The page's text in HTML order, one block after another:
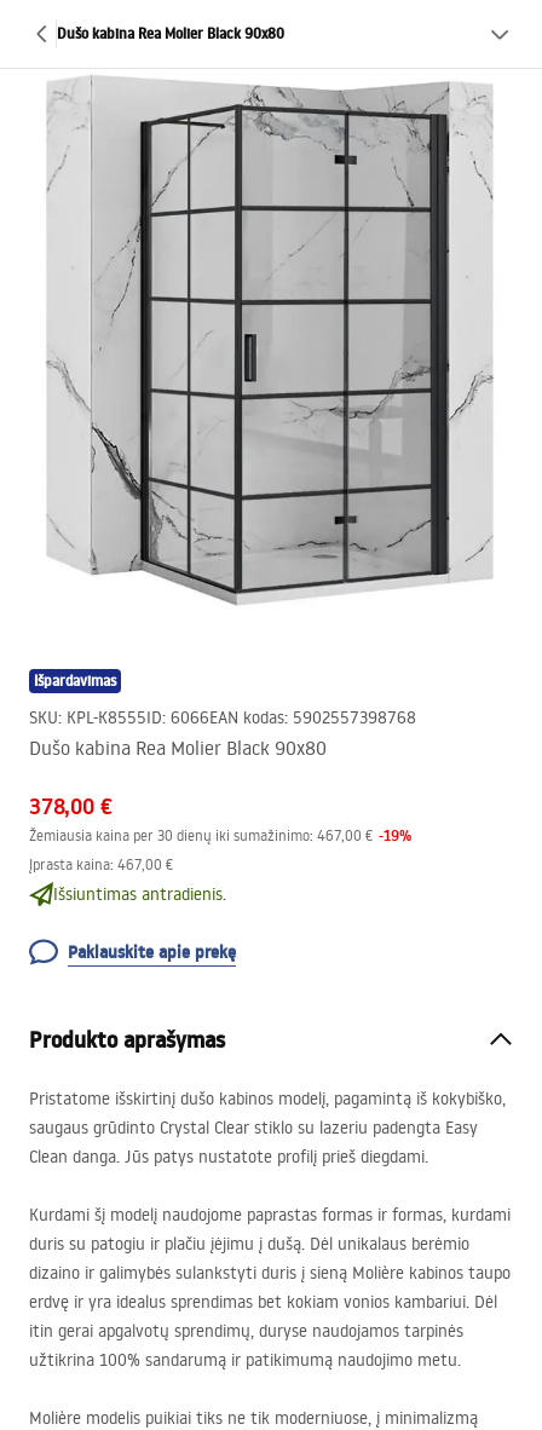
Dušo kabina Rea Molier Black 90x80
Išpardavimas
SKU: KPL-K8555ID: 6066EAN kodas: 5902557398768
Dušo kabina Rea Molier Black 90x80
378,00 €
Žemiausia kaina per 30 dienų iki sumažinimo: 467,00 € -19%
Įprasta kaina: 467,00 €
Išsiuntimas antradienis.
Paklauskite apie prekę
Produkto aprašymas
Pristatome išskirtinį dušo kabinos modelį, pagamintą iš kokybiško,
saugaus grūdinto Crystal Clear stiklo su lazeriu padengta Easy
Clean danga. Jūs patys nustatote profilį prieš diegdami.
Kurdami šį modelį naudojome paprastas formas ir formas, kurdami
duris su patogiu ir plačiu įėjimu į dušą. Dėl unikalaus berėmio
dizaino ir galimybės sulankstyti duris į sieną Molière kabinos taupo
erdvę ir yra idealus sprendimas bet kokiam vonios kambariui. Dėl
itin gerai apgalvotų sprendimų, duryse naudojamos tarpinės
užtikrina 100% sandarumą ir patikimumą naudojimo metu.
Molière modelis puikiai tiks ne tik moderniuose, į minimalizmą